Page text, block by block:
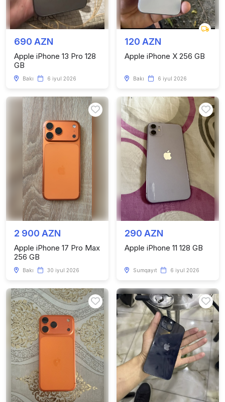
690 AZN
Apple iPhone 13 Pro 128
GB
Bakı 6 iyul 2026
120 AZN
Apple iPhone X 256 GB
Bakı 6 iyul 2026
2 900 AZN
Apple iPhone 17 Pro Max
256 GB
Bakı 30 iyul 2026
290 AZN
Apple iPhone 11 128 GB
Sumqayıt 6 iyul 2026